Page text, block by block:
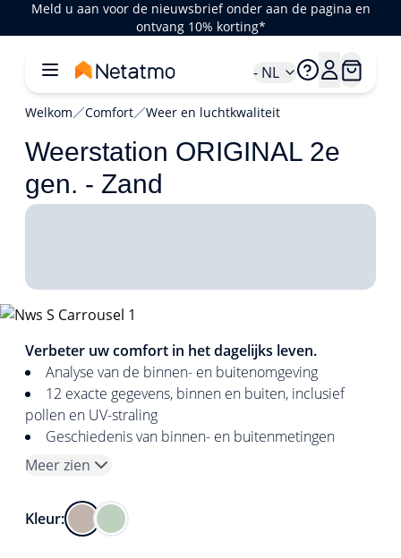
Meld u aan voor de nieuwsbrief onder aan de pagina en
ontvang 10% korting*
- NL
Welkom Comfort Weer en luchtkwaliteit
Weerstation ORIGINAL 2e
gen. - Zand
1/4
Verbeter uw comfort in het dagelijks leven.
Analyse van de binnen- en buitenomgeving
12 exacte gegevens, binnen en buiten, inclusief
pollen en UV-straling
Geschiedenis van binnen- en buitenmetingen
Meer zien
Kleur: